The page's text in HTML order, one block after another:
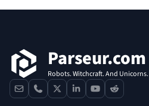
Parseur.com
Robots. Witchcraft. And Unicorns.
contactphone
x linkedinyoutube
reddit